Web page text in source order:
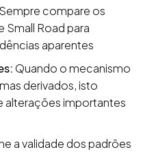
Sempre compare os
Small Road para
aparentes
Quando o mecanismo
derivados, isto
importantes
a validade dos padrões